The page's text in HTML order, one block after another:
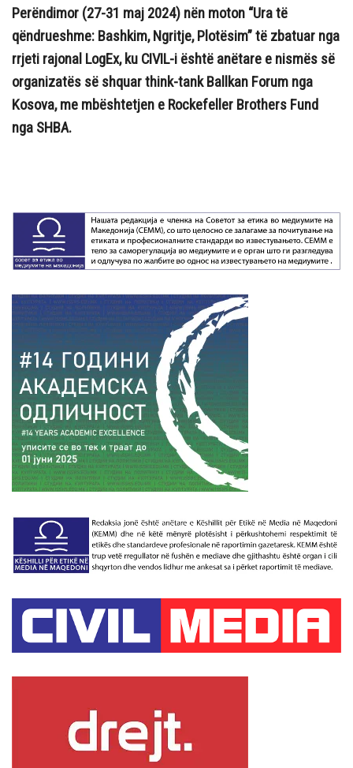
Perëndimor (27-31 maj 2024) nën moton “Uratë
qëndrueshme: Bashkim, Ngritje, Plotësim” të zbatuar nga
rrjeti rajonal LogEx, ku CIVIL-i është anëtare e nismës së
organizatës së shquar think-tank Ballkan Forum nga
Kosova, me mbështetjen e Rockefeller Brothers Fund
nga SHBA.